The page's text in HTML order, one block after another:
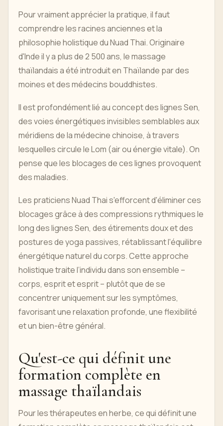
Pour vraiment apprécier la pratique, il faut
comprendre les racines anciennes et la
philosophie holistique du Nuad Thai. Originaire
d'Inde il y a plus de 2 500 ans, le massage
thaïlandais a été introduit en Thaïlande par des
moines et des médecins bouddhistes.
Il est profondément lié au concept des lignes Sen,
des voies énergétiques invisibles semblables aux
méridiens de la médecine chinoise, à travers
lesquelles circule le Lom (air ou énergie vitale). On
pense que les blocages de ces lignes provoquent
des maladies.
Les praticiens Nuad Thai s'efforcent d'éliminer ces
blocages grâce à des compressions rythmiques le
long des lignes Sen, des étirements doux et des
postures de yoga passives, rétablissant l'équilibre
énergétique naturel du corps. Cette approche
holistique traite l’individu dans son ensemble –
corps, esprit et esprit – plutôt que de se
concentrer uniquement sur les symptômes,
favorisant une relaxation profonde, une flexibilité
et un bien-être général.
Qu'est-ce qui définit une
formation complète en
massage thaïlandais
Pour les thérapeutes en herbe, ce qui définit une